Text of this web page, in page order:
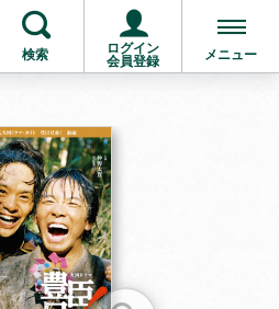
検索
ログイン
会員登録
メニュー
払いに進む
商品を買う